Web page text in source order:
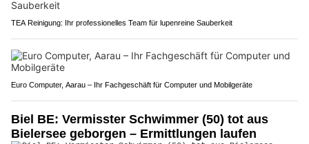
TEA Reinigung: Ihr professionelles Team für lupenreine Sauberkeit
Euro Computer, Aarau – Ihr Fachgeschäft für Computer und Mobilgeräte
Biel BE: Vermisster Schwimmer (50) tot aus
Bielersee geborgen – Ermittlungen laufen